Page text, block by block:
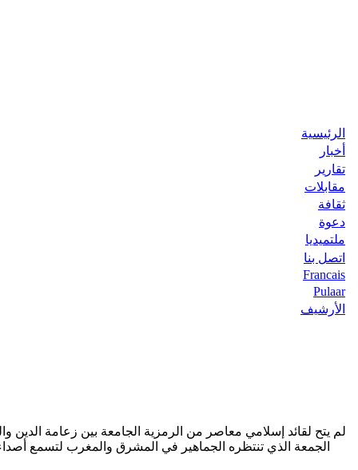
الرئيسية
أخبار
تقارير
مقابلات
ثقافة
دعوة
ملتميديا
اتصل بنا
Francais
Pulaar
الأرشيف
لم يتح لقائد إسلامي معاصر من الرمزية الجامعة بين زعامة الدين
الجمعة الذي تنتظره الجماهير في المشرق والمغرب لتسمع